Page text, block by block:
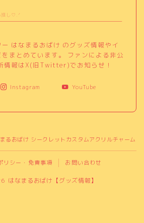
推し♡.ᐟ
はなまるおばけ のグッズ情報やイ
まとめています。 ファンによる非公
情報はX(旧Twitter)でお知らせ！
Instagram
YouTube
るおばけ シークレットカスタムアクリルチャーム
リシー・免責事項 お問い合わせ
はなまるおばけ【グッズ情報】